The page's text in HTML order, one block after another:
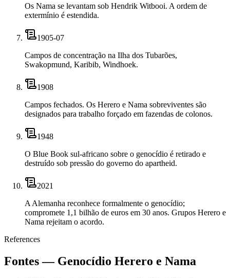
Os Nama se levantam sob Hendrik Witbooi. A ordem de
extermínio é estendida.
1905-07
Campos de concentração na Ilha dos Tubarões,
Swakopmund, Karibib, Windhoek.
1908
Campos fechados. Os Herero e Nama sobreviventes são
designados para trabalho forçado em fazendas de colonos.
1948
O Blue Book sul-africano sobre o genocídio é retirado e
destruído sob pressão do governo do apartheid.
2021
A Alemanha reconhece formalmente o genocídio;
compromete 1,1 bilhão de euros em 30 anos. Grupos Herero e
Nama rejeitam o acordo.
References
Fontes — Genocídio Herero e Nama